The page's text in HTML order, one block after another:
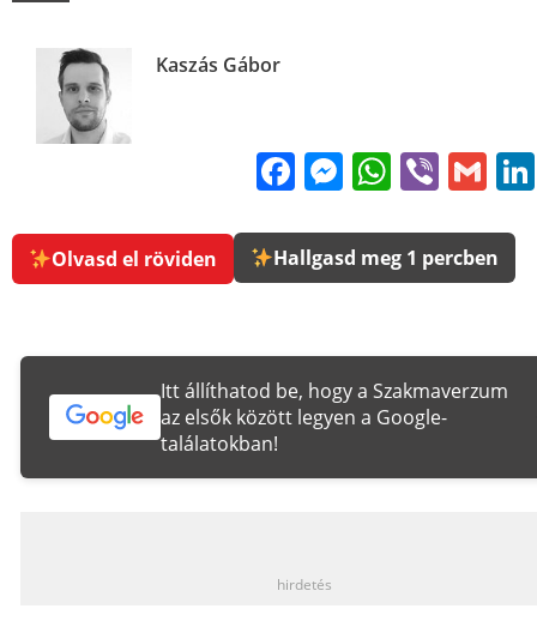
Kaszás Gábor
FacebookViber
Olvasd el röviden Hallgasd meg 1 percben
Itt állíthatod be, hogy a Szakmaverzum
az elsők között legyen a Google-
találatokban!
hirdetés